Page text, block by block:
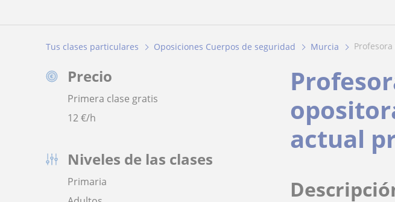
Tus clases particulares Oposiciones Cuerpos de seguridad Murcia
Precio
Primera clase gratis
12€/h
Niveles de las clases
Primaria
actual